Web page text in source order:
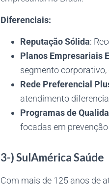
Diferenciais:
Reputação Sólida:
Planos Empresariais
segmento
Rede Preferencial
atendimento
Programas de
focadas em
3-) SulAmérica Saúde
Com mais de 125 anos de